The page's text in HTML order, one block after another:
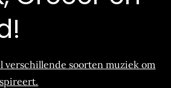
verschillende soorten muziek om